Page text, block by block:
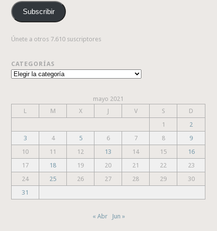
correo
electrónico
Subscribir
Únete a otros 7.610 suscriptores
CATEGORÍAS
Categorías
mayo 2021
L
M X J V S
D
1
2
3
4 5 6 7 8
9
10
11 12 13 14 15
16
17
18 19 20 21 22
23
24
25 26 27 28 29
30
31
« Abr Jun »